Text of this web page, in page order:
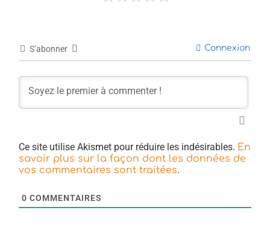
S’abonner Connexion
Ce site utilise Akismet pour réduire les indésirables. En
savoir plus sur la façon dont les données de
vos commentaires sont traitées.
0 COMMENTAIRES